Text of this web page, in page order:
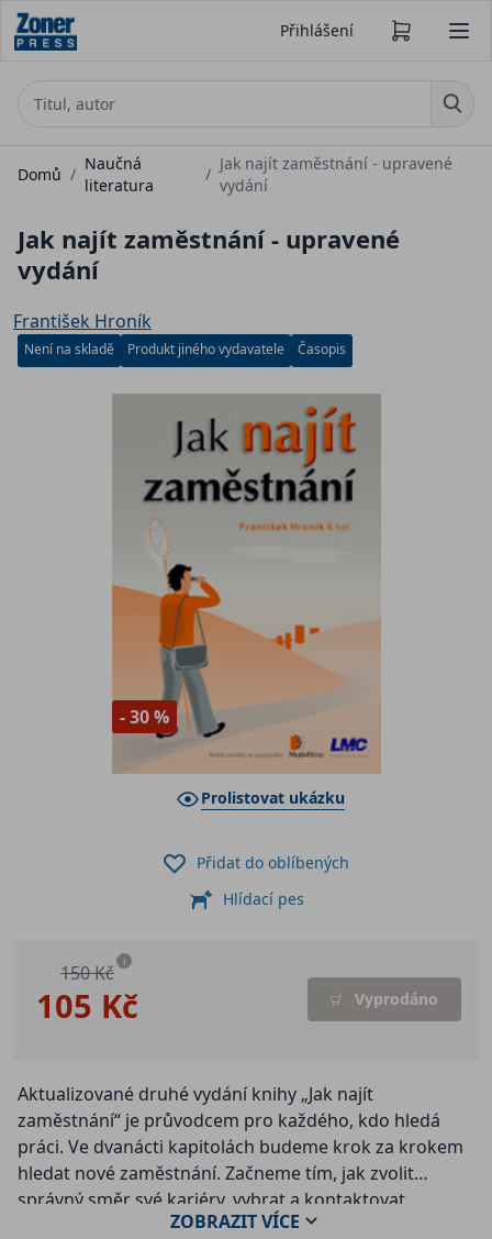
Přihlášení
Domů /
Naučná
literatura
/
Jak najít zaměstnání - upravené
vydání
Jak najít zaměstnání - upravené
vydání
František Hroník
Není na skladě Produkt jiného vydavatele Časopis
- 30 %
Prolistovat ukázku
105 Kč
150 Kč i
Vyprodáno
Přidat do oblíbených
Hlídací pes
Aktualizované druhé vydání knihy „Jak najít
zaměstnání“ je průvodcem pro každého, kdo hledá
práci. Ve dvanácti kapitolách budeme krok za krokem
hledat nové zaměstnání. Začneme tím, jak zvolit
správný směr své kariéry, vybrat a kontaktovat
potencionálního zaměstnavatele. Pokračovat budeme
ZOBRAZITVÍCE